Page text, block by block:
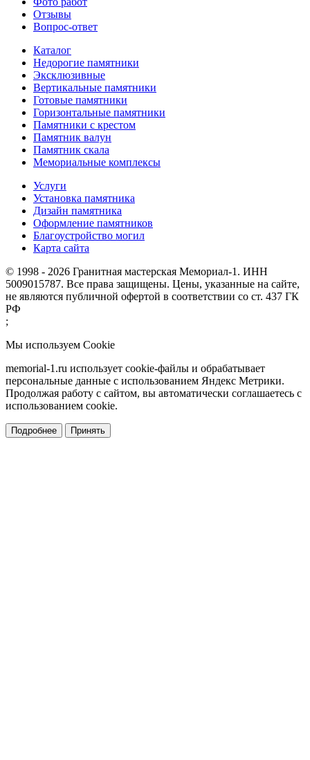
Отзывы
Вопрос-ответ
Каталог
Недорогие памятники
Эксклюзивные
Вертикальные памятники
Готовые памятники
Горизонтальные памятники
Памятники с крестом
Памятник валун
Памятник скала
Мемориальные комплексы
Услуги
Установка памятника
Дизайн памятника
Оформление памятников
Благоустройство могил
Карта сайта
© 1998 - 2026 Гранитная мастерская Мемориал-1. ИНН
5009015787. Все права защищены. Цены, указанные на сайте,
не являются публичной офертой в соответствии со ст. 437 ГК
РФ
;
Мы используем Cookie
memorial-1.ru использует cookie-файлы и обрабатывает
персональные данные с использованием Яндекс Метрики.
Продолжая работу с сайтом, вы автоматически соглашаетесь с
использованием cookie.
Подробнее Принять